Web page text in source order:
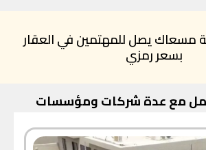
مسعاك يصل للمهتمين في العقار
بسعر رمزي
مع عدة شركات ومؤسسات